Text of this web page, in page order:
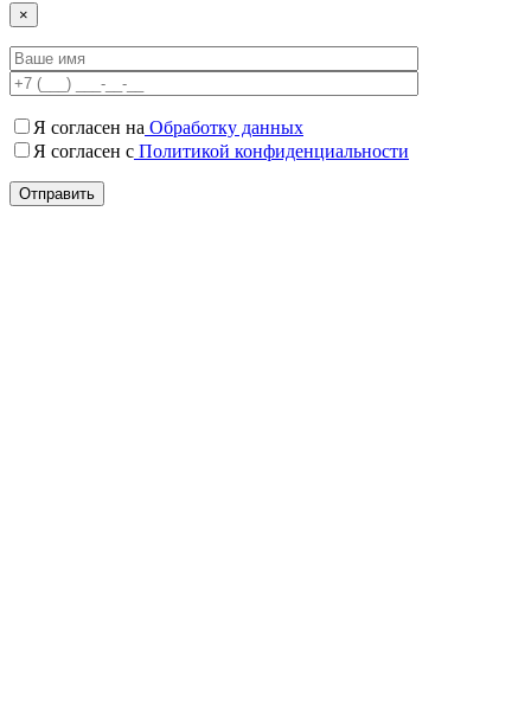
×
Я согласен на Обработку данных
Я согласен c Политикой конфиденциальности